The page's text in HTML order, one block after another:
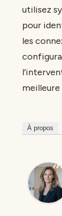
utilisez
pour
les
À propos